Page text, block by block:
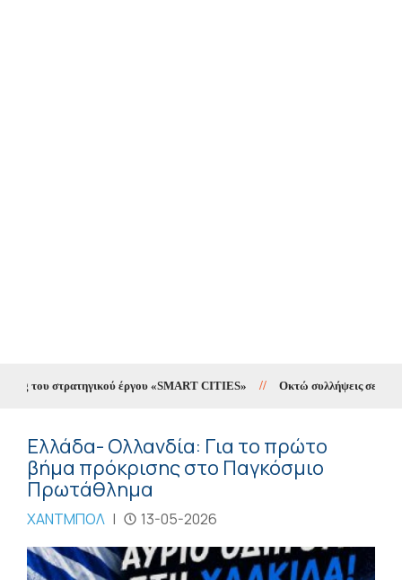
στρατηγικού έργου «SMART CITIES» // Οκτώ συλλήψεις σε δέκα
Ελλάδα- Ολλανδία: Για το πρώτο
βήμα πρόκρισης στο Παγκόσμιο
Πρωτάθλημα
ΧΑΝΤΜΠΟΛ | 13-05-2026